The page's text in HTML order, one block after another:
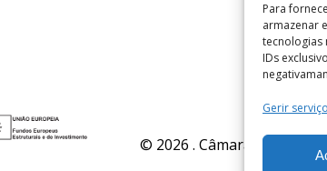
Para
armazenar
tecnologias
IDs
Gerir
© 2026 . Câmara Municipal